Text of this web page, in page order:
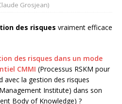
Grosjean)
des risques vraiment efficace
des risques dans un mode
CMMI (Processus RSKM pour
avec la gestion des risques
Institute) dans son
Body of Knowledge) ?